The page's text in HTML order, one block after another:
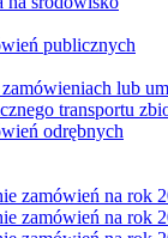
publicznych
lub
transportu
odrębnych
zamówień na rok
zamówień na rok